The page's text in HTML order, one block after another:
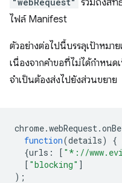
รวมถึงสิท
ไฟล์ Manifest
ตัวอย่างต่อไปนี้บรรลุเป้าหม
เนื่องจากคำขอที่ไม่ได้กำหนด
จำเป็นต้องส่งไปยังส่วนขยาย
chrome.webRequest.
function(details) {
{urls : [ "*://
[ "blocking" ]
);